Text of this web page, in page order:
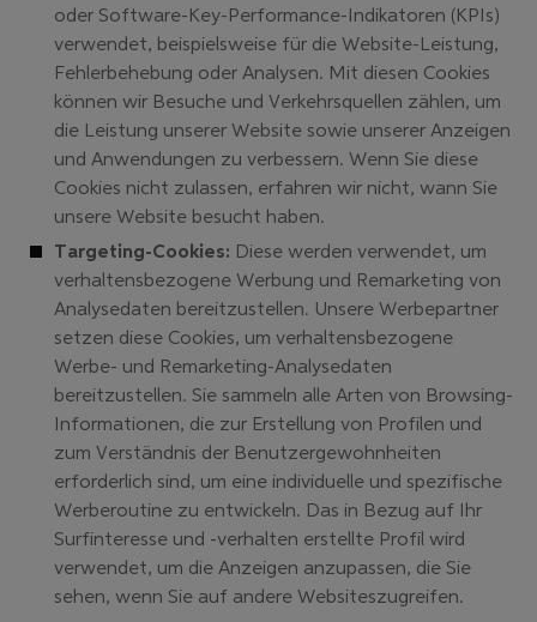
oder Software-Key-Performance-Indikatoren (KPIs)
verwendet, beispielsweise für die Website-Leistung,
Fehlerbehebung oder Analysen. Mit diesen Cookies
können wir Besuche und Verkehrsquellen zählen, um
die Leistung unserer Website sowie unserer Anzeigen
und Anwendungen zu verbessern. Wenn Sie diese
Cookies nicht zulassen, erfahren wir nicht, wann Sie
unsere Website besucht haben.
Targeting-Cookies: Diese werden verwendet, um
verhaltensbezogene Werbung und Remarketing von
Analysedaten bereitzustellen. Unsere Werbepartner
setzen diese Cookies, um verhaltensbezogene
Werbe- und Remarketing-Analysedaten
bereitzustellen. Sie sammeln alle Arten von Browsing-
Informationen, die zur Erstellung von Profilen und
zum Verständnis der Benutzergewohnheiten
erforderlich sind, um eine individuelle und spezifische
Werberoutine zu entwickeln. Das in Bezug auf Ihr
Surfinteresse und -verhalten erstellte Profil wird
verwendet, um die Anzeigen anzupassen, die Sie
sehen, wenn Sie auf andere Websiteszugreifen.